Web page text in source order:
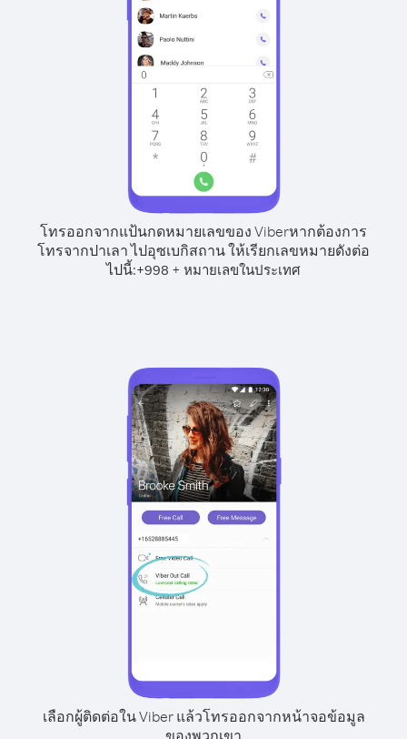
โทรออกจากแป้นกดหมายเลขของ Viberหากต้องการ
โทรจากปาเลา ไปอุซเบกิสถาน ให้เรียกเลขหมายดังต่อ
ไปนี้:+998 + หมายเลขในประเทศ
เลือกผู้ติดต่อใน Viber แล้วโทรออกจากหน้าจอข้อมูล
ของพวกเขา